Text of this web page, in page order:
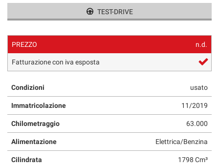
TEST-DRIVE
PREZZO n.d.
Fatturazione con iva esposta
Condizioni usato
Immatricolazione 11/2019
Chilometraggio 63.000
Alimentazione Elettrica/Benzina
Cilindrata 1798 Cm³